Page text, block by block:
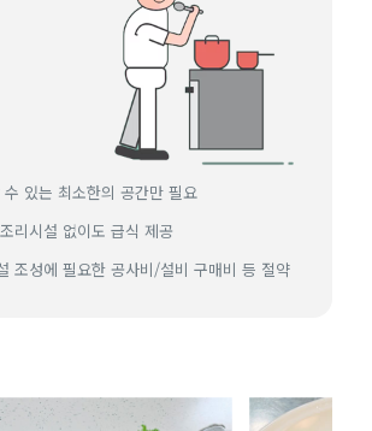
있는 최소한의 공간만 필요
리시설 없이도 급식 제공
조성에 필요한 공사비/설비 구매비 등 절약